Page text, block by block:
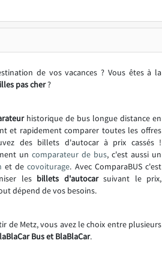
de vos vacances ? Vous êtes à la
pas cher?
historique de bus longue distance en
et rapidement comparer toutes les offres
des billets d'autocar à prix cassés !
un comparateur de bus, c'est aussi un
et decovoiturage. Avec ComparaBUS c'est
les billets d'autocarsuivant le prix,
dépend de vos besoins.
de Metz, vous avez le choix entre plusieurs
Bus et BlaBlaCar.